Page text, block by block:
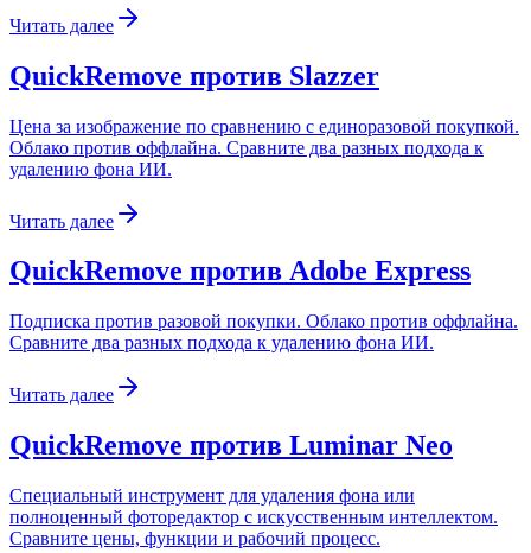
Читать далее
QuickRemove против Slazzer
Цена за изображение по сравнению с единоразовой покупкой.
Облако против оффлайна. Сравните два разных подхода к
удалению фона ИИ.
Читать далее
QuickRemove против Adobe Express
Подписка против разовой покупки. Облако против оффлайна.
Сравните два разных подхода к удалению фона ИИ.
Читать далее
QuickRemove против Luminar Neo
Специальный инструмент для удаления фона или
полноценный фоторедактор с искусственным интеллектом.
Сравните цены, функции и рабочий процесс.